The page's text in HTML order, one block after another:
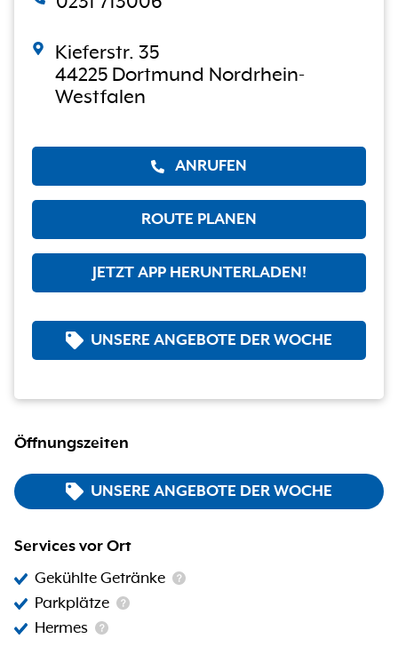
Kieferstr. 35
44225 Dortmund Nordrhein-
Westfalen
ANRUFEN
ROUTE PLANEN
JETZT APP HERUNTERLADEN!
UNSERE ANGEBOTE DER WOCHE
Öffnungszeiten
UNSERE ANGEBOTE DER WOCHE
Services vor Ort
Gekühlte Getränke
Parkplätze
Hermes